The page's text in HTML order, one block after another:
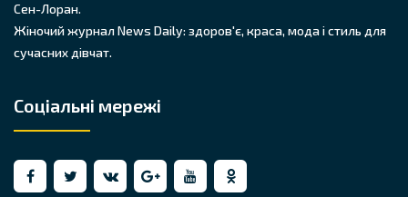
Сен-Лоран.
Жіночий журнал News Daily: здоров'є, краса, мода і стиль для
сучасних дівчат.
Соціальні мережі